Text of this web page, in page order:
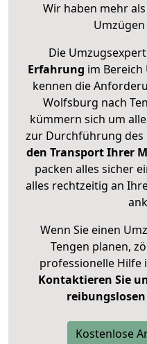
Wir haben mehr
Die
Erfahrung im Bereich
kennen die
Wolfsburg nach
kümmern sich um
zur Durchführung des
den Transport Ihrer
packen alles sicher
alles rechtzeitig an
Wenn Sie einen
Tengen planen,
professionelle Hilfe
Kontaktieren Sie
Kostenlose